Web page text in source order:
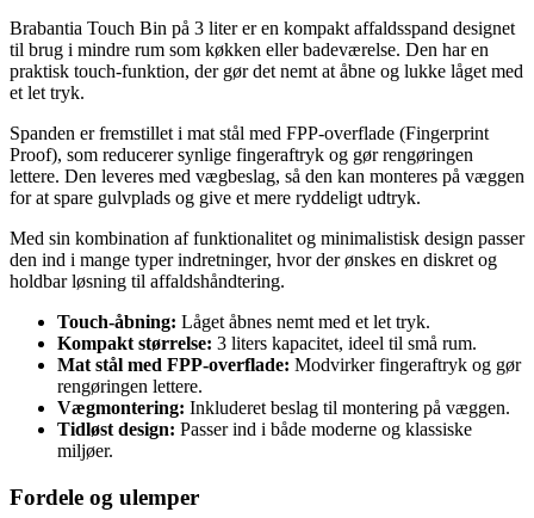
Brabantia Touch Bin på 3 liter er en kompakt affaldsspand designet
til brug i mindre rum som køkken eller badeværelse. Den har en
praktisk touch-funktion, der gør det nemt at åbne og lukke låget med
et let tryk.
Spanden er fremstillet i mat stål med FPP-overflade (Fingerprint
Proof), som reducerer synlige fingeraftryk og gør rengøringen
lettere. Den leveres med vægbeslag, så den kan monteres på væggen
for at spare gulvplads og give et mere ryddeligt udtryk.
Med sin kombination af funktionalitet og minimalistisk design passer
den ind i mange typer indretninger, hvor der ønskes en diskret og
holdbar løsning til affaldshåndtering.
Touch-åbning: Låget åbnes nemt med et let tryk.
Kompakt størrelse: 3 liters kapacitet, ideel til små rum.
Mat stål med FPP-overflade: Modvirker fingeraftryk og gør
rengøringen lettere.
Vægmontering: Inkluderet beslag til montering på væggen.
Tidløst design: Passer ind i både moderne og klassiske
miljøer.
Fordele og ulemper